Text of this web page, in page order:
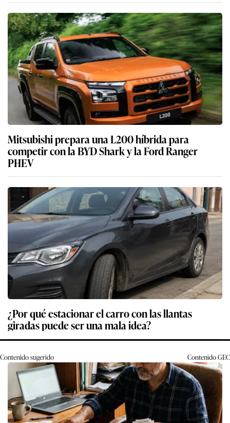
Mitsubishi prepara una L200 híbrida para
competir con la BYD Shark y la Ford Ranger
PHEV
¿Por qué estacionar el carro con las llantas
giradas puede ser una mala idea?
Contenido sugerido ContenidoGEC